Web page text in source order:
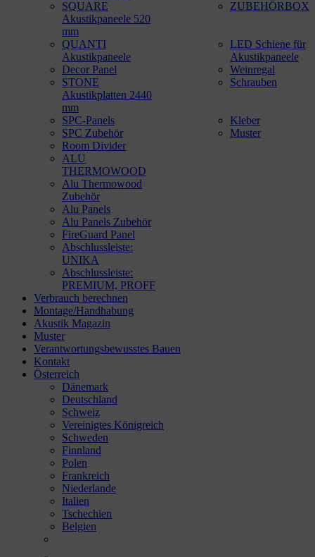
SQUARE
Akustikpaneele 520
mm
QUANTI
Akustikpaneele
Decor Panel
STONE
Akustikplatten 2440
mm
SPC-Panels
SPC Zubehör
Room Divider
ALU
THERMOWOOD
Alu Thermowood
Zubehör
Alu Panels
Alu Panels Zubehör
FireGuard Panel
Abschlussleiste:
UNIKA
Abschlussleiste:
PREMIUM, PROFF
ZUBEHÖRBOX
LED Schiene für
Akustikpaneele
Weinregal
Schrauben
Kleber
Muster
Verbrauch berechnen
Montage/Handhabung
Akustik Magazin
Muster
Verantwortungsbewusstes Bauen
Kontakt
Österreich
Dänemark
Deutschland
Schweiz
Vereinigtes Königreich
Schweden
Finnland
Polen
Frankreich
Niederlande
Italien
Tschechien
Belgien